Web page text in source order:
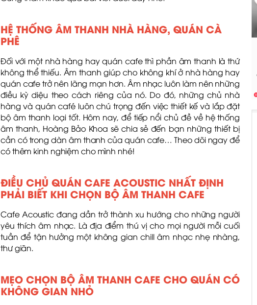
HỆ THỐNG ÂM THANH NHÀ HÀNG, QUÁN CÀ
PHÊ
Đối với một nhà hàng hay quán cafe thì phần âm thanh là thứ
không thể thiếu. Âm thanh giúp cho không khí ở nhà hàng hay
quán cafe trở nên lãng mạn hơn. Âm nhạc luôn làm nên những
điều kỳ diệu theo cách riêng của nó. Do đó, những chủ nhà
hàng và quán café luôn chú trọng đến việc thiết kế và lắp đặt
bộ âm thanh loại tốt. Hôm nay, để tiếp nổi chủ đề về hệ thống
âm thanh, Hoàng Bảo Khoa sẽ chia sẻ đến bạn những thiết bị
cần có trong dàn âm thanh của quán cafe… Theo dõi ngay để
có thêm kinh nghiệm cho mình nhé!
ĐIỀU CHỦ QUÁN CAFE ACOUSTIC NHẤT ĐỊNH
PHẢI BIẾT KHI CHỌN BỘ ÂM THANH CAFE
Cafe Acoustic đang dần trở thành xu hướng cho những người
yêu thích âm nhạc. Là địa điểm thú vị cho mọi người mỗi cuối
tuần để tận hưởng một không gian chill âm nhạc nhẹ nhàng,
thư giãn.
MẸO CHỌN BỘ ÂM THANH CAFE CHO QUÁN CÓ
KHÔNG GIAN NHỎ